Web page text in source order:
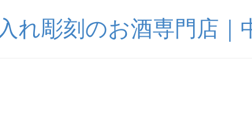
れ彫刻のお酒専門店｜